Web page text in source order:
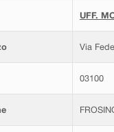
UFF.
Via
03100